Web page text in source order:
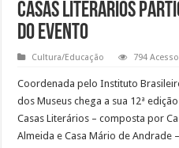
casas Literários
do evento
Cultura/Educação 794
Coordenada pelo Instituto
dos Museus chega a sua 12ª
Casas Literários – composta por
Almeida e Casa Mário de Andrade